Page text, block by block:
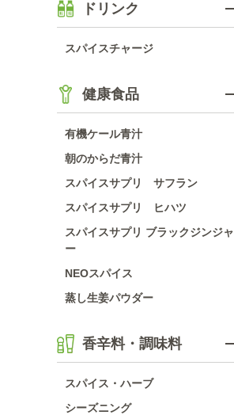
ドリンク
スパイスチャージ
健康食品
有機ケール青汁
朝のからだ青汁
スパイスサプリ サフラン
スパイスサプリ ヒハツ
スパイスサプリ ブラックジンジャ
ー
NEOスパイス
蒸し生姜パウダー
香辛料・調味料
スパイス・ハーブ
シーズニング